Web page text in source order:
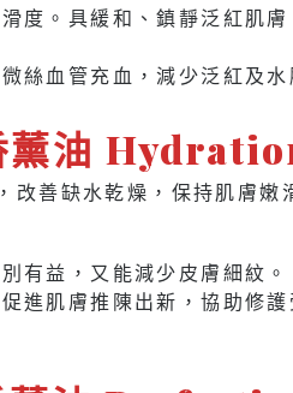
度。具緩和、鎮靜泛紅肌
絲血管充血，減少泛紅及水
薰油
改善缺水乾燥，保持肌膚嫩
有益，又能減少皮膚細紋。
進肌膚推陳出新，協助修護